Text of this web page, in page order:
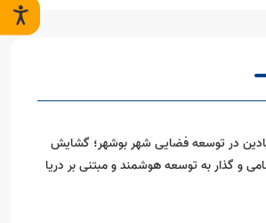
در توسعه فضایی شهر بوشهر؛ گشایش
و گذار به توسعه هوشمند و مبتنی بر دریا